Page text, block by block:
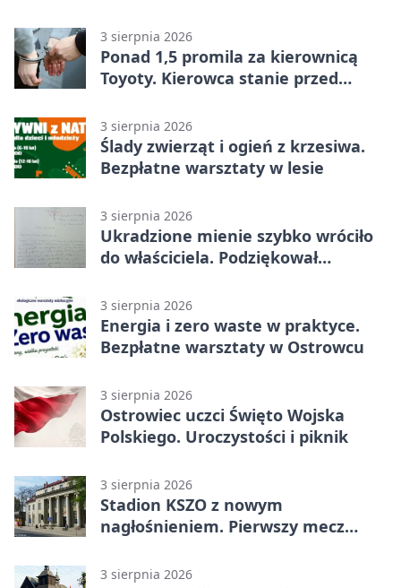
3 sierpnia 2026
Ponad 1,5 promila za kierownicą
Toyoty. Kierowca stanie przed
3 sierpnia 2026
Ślady zwierząt i ogień z krzesiwa.
Bezpłatne warsztaty w lesie
3 sierpnia 2026
Ukradzione mienie szybko wróciło
do właściciela. Podziękował
3 sierpnia 2026
Energia i zero waste w praktyce.
Bezpłatne warsztaty w Ostrowcu
3 sierpnia 2026
Ostrowiec uczci Święto Wojska
Polskiego. Uroczystości i piknik
3 sierpnia 2026
Stadion KSZO z nowym
nagłośnieniem. Pierwszy mecz
3 sierpnia 2026